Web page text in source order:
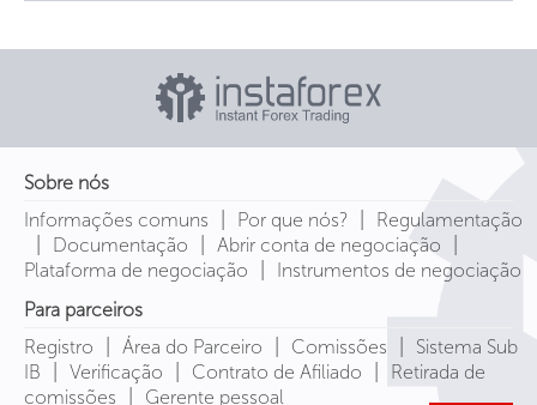
Sobre nós
Informações comuns
| Por que nós? | Regulamentação
| Documentação | Abrir conta de negociação |
Plataforma de negociação |
Instrumentos de negociação
Para parceiros
Registro
| Área do Parceiro | Comissões |
Sistema Sub
IB
| Verificação | Contrato de Afiliado |
Retirada de
comissões
| Gerente pessoal